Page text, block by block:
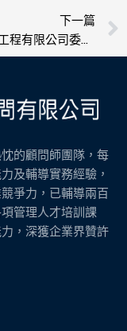
下一篇
感謝華銘工程有限公司委託輔導榮獲ISO 9001認證
的顧問師團隊，每
及輔導實務經驗，
爭力，已輔導兩百
管理人才培訓課
，深獲企業界贊許